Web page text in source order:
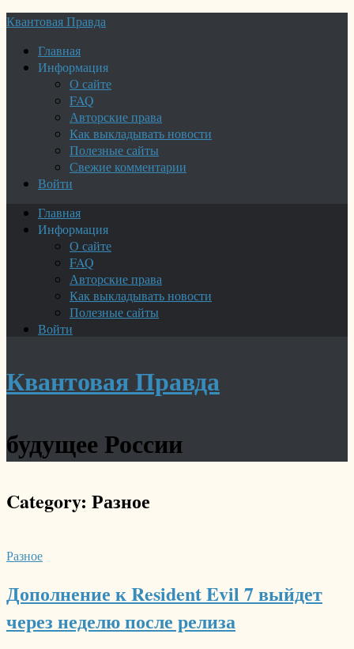
Квантовая Правда
Главная
Информация
О сайте
FAQ
Авторские права
Как выкладывать новости
Полезные сайты
Свежие комментарии
Войти
Главная
Информация
О сайте
FAQ
Авторские права
Как выкладывать новости
Полезные сайты
Войти
Квантовая Правда
будущее России
Category: Разное
Разное
Дополнение к Resident Evil 7 выйдет
через неделю после релиза